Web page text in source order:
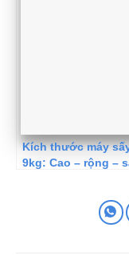
Kích thước máy
9kg: Cao – rộng –